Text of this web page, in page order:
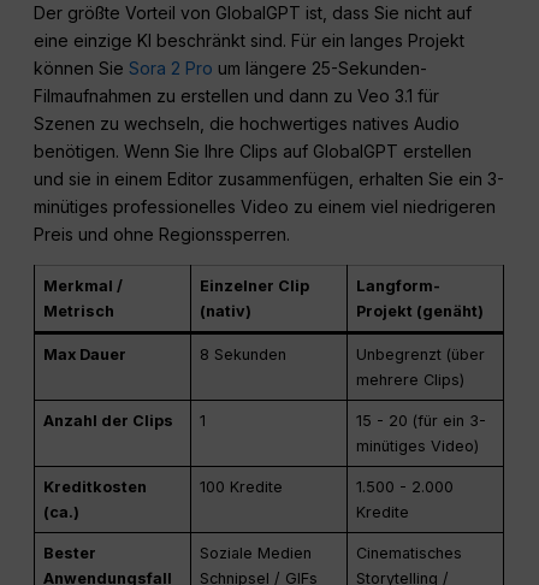
Der größte Vorteil von GlobalGPT ist, dass Sie nicht auf
eine einzige KI beschränkt sind. Für ein langes Projekt
können SieSora 2 Pro um längere 25-Sekunden-
Filmaufnahmen zu erstellen und dann zu Veo 3.1 für
Szenen zu wechseln, die hochwertiges natives Audio
benötigen. Wenn Sie Ihre Clips auf GlobalGPT erstellen
und sie in einem Editor zusammenfügen, erhalten Sie ein 3-
minütiges professionelles Video zu einem viel niedrigeren
Preis und ohne Regionssperren.
Merkmal /
Metrisch
Einzelner Clip
(nativ)
Langform-
Projekt (genäht)
Max Dauer 8 Sekunden
Unbegrenzt (über
mehrere Clips)
Anzahl der Clips 1
15 - 20 (für ein 3-
minütiges Video)
Kreditkosten
(ca.)
100 Kredite
1.500 - 2.000
Kredite
Bester
Anwendungsfall
Soziale Medien
Schnipsel / GIFs
Cinematisches
Storytelling /